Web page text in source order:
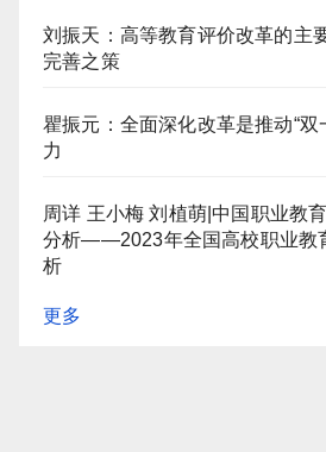
刘振天：高等教育评价改革的主
完善之策
瞿振元：全面深化改革是推动“双
力
周详 王小梅 刘植萌|中国职业教
分析——2023年全国高校职业教
析
更多